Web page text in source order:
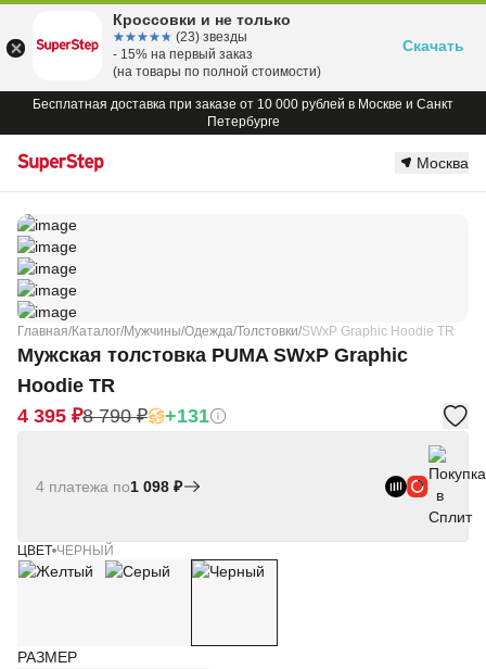
Бесплатная доставка при заказе от 10 000 рублей в Москве и Санкт
Петербурге
Москва
Главная/Каталог/Мужчины/Одежда/Толстовки/SWxP Graphic Hoodie TR
Мужская толстовка PUMA SWxP Graphic
Hoodie TR
4 395 ₽8 790 ₽ +131
4 платежа по1 098 ₽
ЦВЕТ ЧЕРНЫЙ
РАЗМЕР
Кроссовки и не только
☆☆☆☆☆
★★★★★ (23) звезды
- 15% на первый заказ
(на товары по полной стоимости)
Скачать